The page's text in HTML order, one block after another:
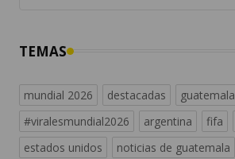
TEMAS
mundial 2026 destacadas guatemala
#viralesmundial2026
argentina fifa
estados unidos
noticias de guatemala